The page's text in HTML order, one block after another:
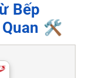
Bếp
Quan 🛠️